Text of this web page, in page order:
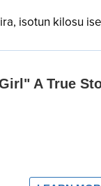
isotun kilosu